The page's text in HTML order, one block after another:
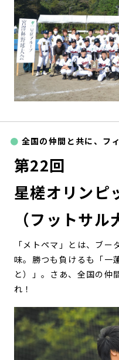
全国の仲間と共に、フ
第22回
星槎オリンピ
（フットサル
「メトペマ」とは、ブ
味。勝つも負けるも「一
と）」。さあ、全国の仲
れ！